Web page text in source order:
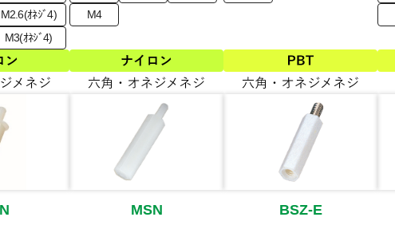
M2.6(ｵﾈｼﾞ4)
M3(ｵﾈｼﾞ4)
M4
MSN BSZ-E